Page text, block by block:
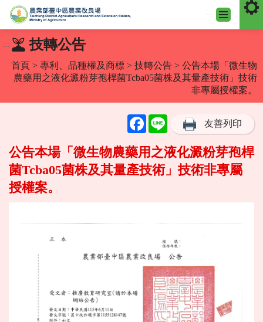
到
::: 技轉公告
首頁 > 專利、品種權及商標 > 技轉公告 > 公告本場「微生物
農藥用之液化澱粉芽孢桿菌Tcba05菌株及其量產技術」技術
非專屬授權案。
FacebookLine 友善列印
公告本場「微生物農藥用之液化澱粉芽孢桿
菌Tcba05菌株及其量產技術」技術非專屬
授權案。